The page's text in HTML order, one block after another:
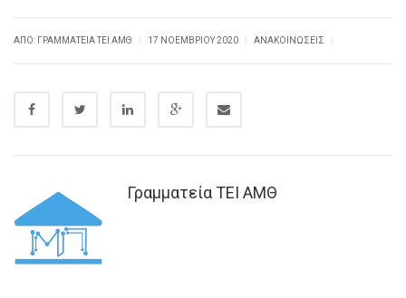
ΑΠΌ: ΓΡΑΜΜΑΤΕΊΑ ΤΕΙ ΑΜΘ 17 ΝΟΕΜΒΡΊΟΥ 2020 ΑΝΑΚΟΙΝΏΣΕΙΣ
Γραμματεία ΤΕΙ ΑΜΘ